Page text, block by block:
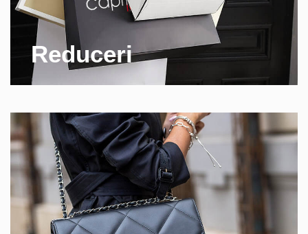
Reduceri